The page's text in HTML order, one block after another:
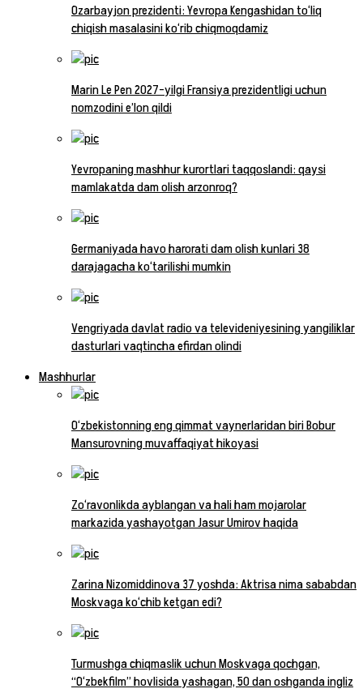
Ozarbayjon prezidenti: Yevropa Kengashidan to‘liq
chiqish masalasini ko‘rib chiqmoqdamiz
Marin Le Pen 2027-yilgi Fransiya prezidentligi uchun
nomzodini e’lon qildi
Yevropaning mashhur kurortlari taqqoslandi: qaysi
mamlakatda dam olish arzonroq?
Germaniyada havo harorati dam olish kunlari 38
darajagacha ko‘tarilishi mumkin
Vengriyada davlat radio va televideniyesining yangiliklar
dasturlari vaqtincha efirdan olindi
Mashhurlar
O‘zbekistonning eng qimmat vaynerlaridan biri Bobur
Mansurovning muvaffaqiyat hikoyasi
Zo‘ravonlikda ayblangan va hali ham mojarolar
markazida yashayotgan Jasur Umirov haqida
Zarina Nizomiddinova 37 yoshda: Aktrisa nima sababdan
Moskvaga ko‘chib ketgan edi?
Turmushga chiqmaslik uchun Moskvaga qochgan,
“O‘zbekfilm” hovlisida yashagan, 50 dan oshganda ingliz